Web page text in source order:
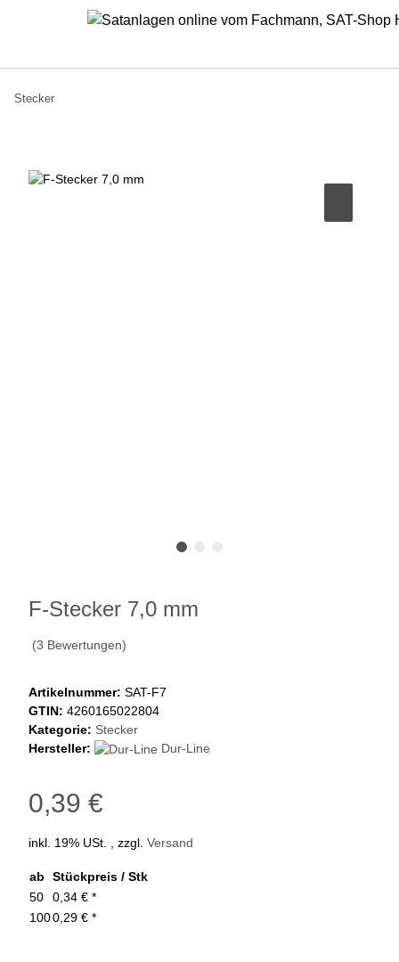
Stecker
F-Stecker 7,0 mm
(3 Bewertungen)
Artikelnummer: SAT-F7
GTIN: 4260165022804
Kategorie: Stecker
Hersteller:
Dur-Line
0,39 €
inkl. 19% USt. , zzgl. Versand
ab
Stückpreis / Stk
50
0,34 € *
1000,29 € *